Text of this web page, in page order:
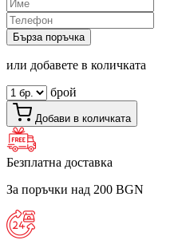
Бърза поръчка
или добавете в количката
брой
Добави в количката
Безплатна доставка
За поръчки над 200 BGN